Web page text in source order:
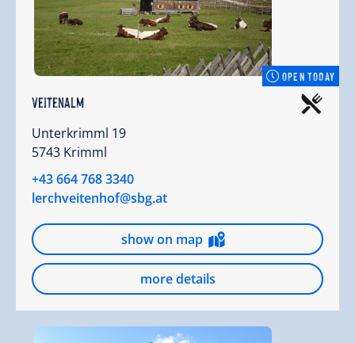
OPEN TODAY
Veitenalm
Unterkrimml 19
5743 Krimml
+43 664 768 3340
lerchveitenhof@sbg.at
show on map
more details